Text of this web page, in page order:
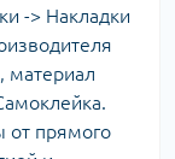
-> Накладки
материал
от прямого